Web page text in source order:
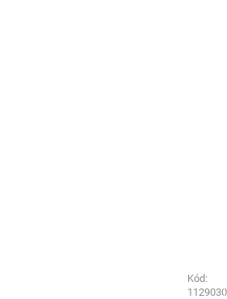
Kód:
Kód: